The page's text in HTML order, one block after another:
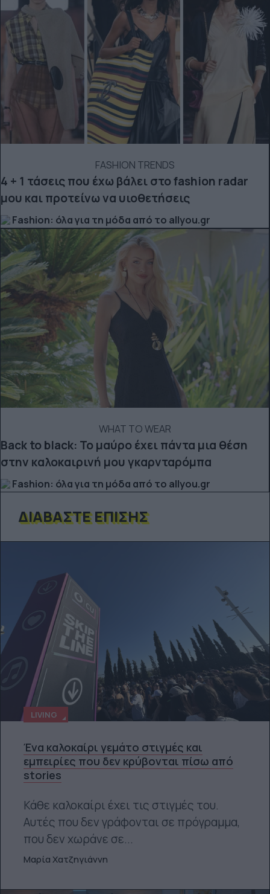
FASHION TRENDS
4 + 1 τάσεις που έχω βάλει στο fashion radar
μου και προτείνω να υιοθετήσεις
Fashion: όλα για τη μόδα από το allyou.gr
WHAT TO WEAR
Back to black: Το μαύρο έχει πάντα μια θέση
στην καλοκαιρινή μου γκαρνταρόμπα
Fashion: όλα για τη μόδα από το allyou.gr
ΔΙΑΒΆΣΤΕ ΕΠΊΣΗΣ
LIVING
Ένα καλοκαίρι γεμάτο στιγμές και
εμπειρίες που δεν κρύβονται πίσω από
stories
Κάθε καλοκαίρι έχει τις στιγμές του.
Αυτές που δεν γράφονται σε πρόγραμμα,
που δεν χωράνε σε...
Μαρία Χατζηγιάννη